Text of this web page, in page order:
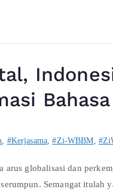
Bahasa
, #Kerjasama,#Zi-WBBM,
globalisasi dan
Semangat itulah